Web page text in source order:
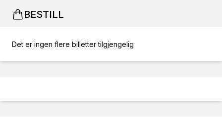
BESTILL
Det er ingen flere billetter tilgjengelig